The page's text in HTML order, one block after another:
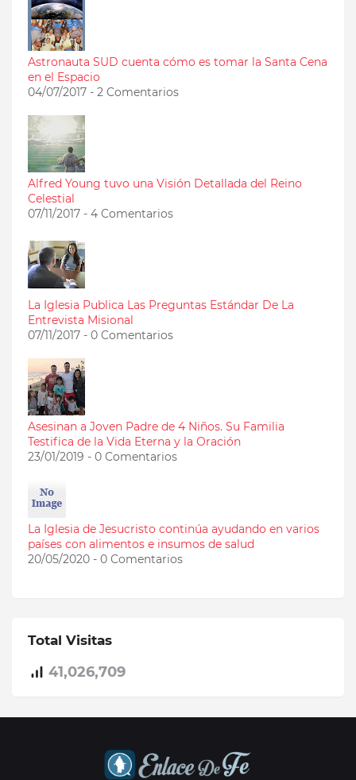
Astronauta SUD cuenta cómo es tomar la Santa Cena
en el Espacio
04/07/2017 - 2 Comentarios
Alfred Young tuvo una Visión Detallada del Reino
Celestial
07/11/2017 - 4 Comentarios
La Iglesia Publica Las Preguntas Estándar De La
Entrevista Misional
07/11/2017 - 0 Comentarios
Asesinan a Joven Padre de 4 Niños. Su Familia
Testifica de la Vida Eterna y la Oración
23/01/2019 - 0 Comentarios
La Iglesia de Jesucristo continúa ayudando en varios
países con alimentos e insumos de salud
20/05/2020 - 0 Comentarios
Total Visitas
41,026,709